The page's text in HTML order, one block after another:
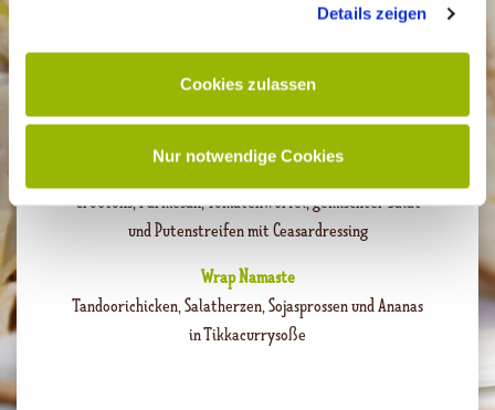
Details zeigen
Cookies zulassen
Nur notwendige Cookies
Lieblingswrap und kommt bestimmt bald wieder!
Thunfisch, knackiger Salat, rote Zwiebeln, Gurken, Mais
und hausgemachter Remouladen Soße
Wrap Caesar
Croûtons, Parmesan, Tomatenwürfel, gemischter Salat
und Putenstreifen mit Ceasardressing
Wrap Namaste
Tandoorichicken, Salatherzen, Sojasprossen und Ananas
in Tikkacurrysoße